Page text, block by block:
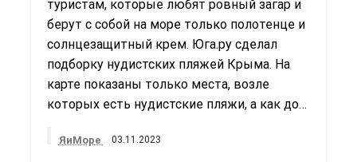
туристам, которые любят ровный загар и
берут с собой на море только полотенце и
солнцезащитный крем. Юга.ру сделал
подборку нудистских пляжей Крыма. На
карте показаны только места, возле
которых есть нудистские пляжи, а как до…
ЯиМоре 03.11.2023